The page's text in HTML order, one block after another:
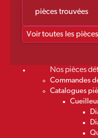
pièces trouvées
Voir toutes les pièces
Nos pièces
Commandes
Catalogues